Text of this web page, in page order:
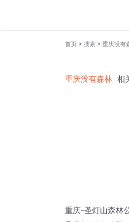
首页 > 搜索 > 重庆没有
重庆没有森林 相
重庆-圣灯山森林